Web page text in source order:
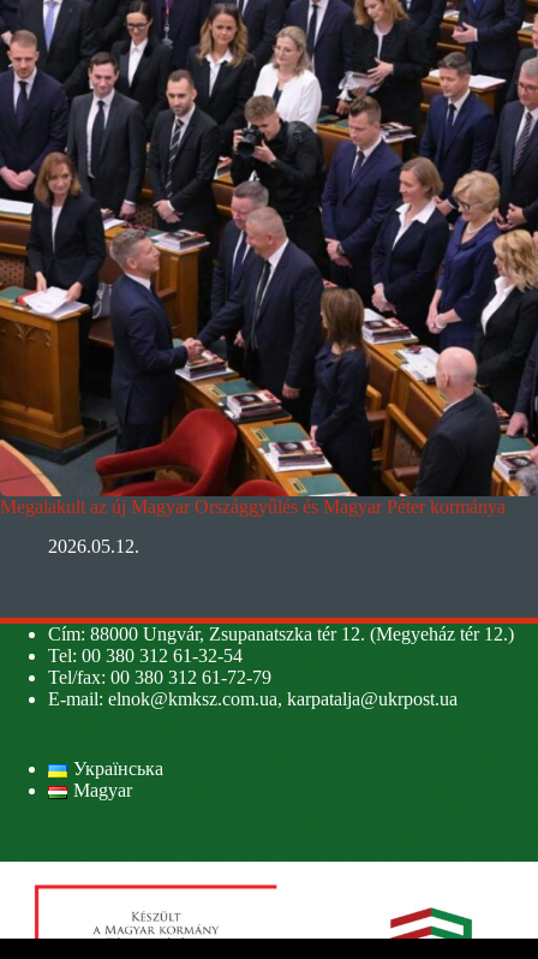
Megalakult az új Magyar Országgyűlés és Magyar Péter kormánya
2026.05.12.
Cím: 88000 Ungvár, Zsupanatszka tér 12. (Megyeház tér 12.)
Tel: 00 380 312 61-32-54
Tel/fax: 00 380 312 61-72-79
E-mail: elnok@kmksz.com.ua, karpatalja@ukrpost.ua
Українська
Magyar